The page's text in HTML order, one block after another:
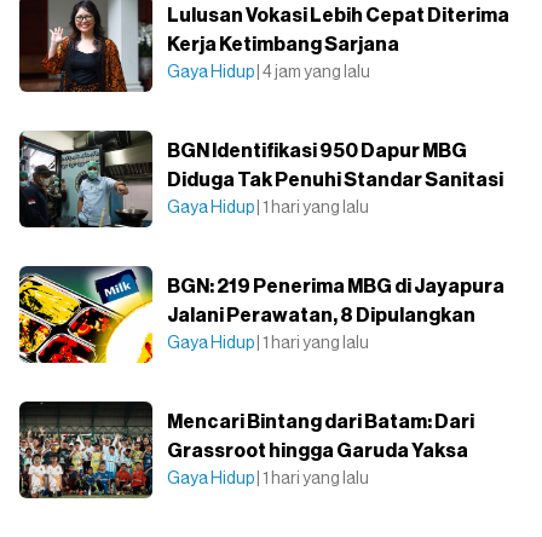
Lulusan Vokasi Lebih Cepat Diterima
Kerja Ketimbang Sarjana
Gaya Hidup | 4 jam yang lalu
BGN Identifikasi 950 Dapur MBG
Diduga Tak Penuhi Standar Sanitasi
Gaya Hidup | 1 hari yang lalu
BGN: 219 Penerima MBG di Jayapura
Jalani Perawatan, 8 Dipulangkan
Gaya Hidup | 1 hari yang lalu
Mencari Bintang dari Batam: Dari
Grassroot hingga Garuda Yaksa
Gaya Hidup | 1 hari yang lalu